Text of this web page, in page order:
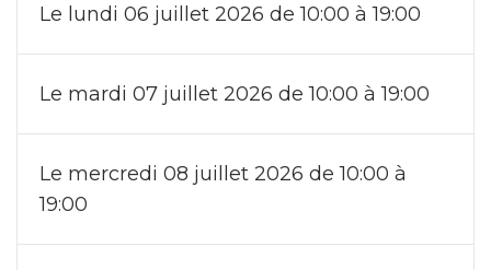
Le lundi 06 juillet 2026 de 10:00 à 19:00
Le mardi 07 juillet 2026 de 10:00 à 19:00
Le mercredi 08 juillet 2026 de 10:00 à
19:00